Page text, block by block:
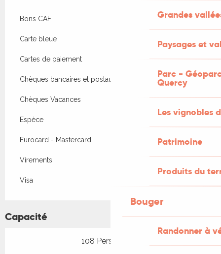
Grandes
Paysages et
Parc -
Quercy
Les vignobles
Patrimoine
Produits du
Bouger
Randonner à
Bons CAF
Carte bleue
Cartes de paiement
Chèques bancaires et postaux
Chèques Vacances
Espèce
Eurocard - Mastercard
Virements
Visa
Capacité
108 Personne(s)